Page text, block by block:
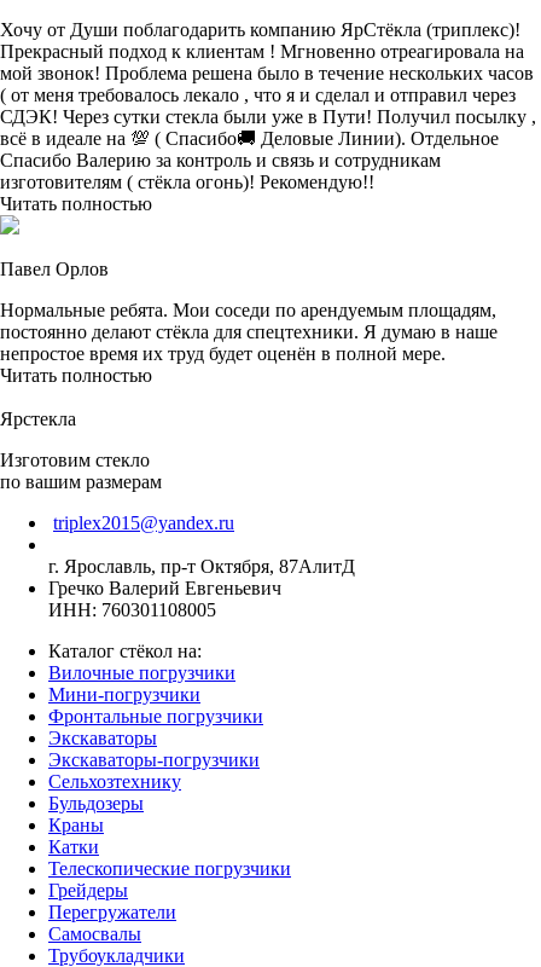
Хочу от Души поблагодарить компанию ЯрСтёкла (триплекс)!
Прекрасный подход к клиентам ! Мгновенно отреагировала на
мой звонок! Проблема решена было в течение нескольких часов
( от меня требовалось лекало , что я и сделал и отправил через
СДЭК! Через сутки стекла были уже в Пути! Получил посылку ,
всё в идеале на 💯 ( Спасибо🚚 Деловые Линии). Отдельное
Спасибо Валерию за контроль и связь и сотрудникам
изготовителям ( стёкла огонь)! Рекомендую!!
Читать полностью
Павел Орлов
Нормальные ребята. Мои соседи по арендуемым площадям,
постоянно делают стёкла для спецтехники. Я думаю в наше
непростое время их труд будет оценён в полной мере.
Читать полностью
Ярстекла
Изготовим стекло
по вашим размерам
triplex2015@yandex.ru
г. Ярославль, пр-т Октября, 87АлитД
Гречко Валерий Евгеньевич
ИНН: 760301108005
Каталог стёкол на:
Вилочные погрузчики
Мини-погрузчики
Фронтальные погрузчики
Экскаваторы
Экскаваторы-погрузчики
Сельхозтехнику
Бульдозеры
Краны
Катки
Телескопические погрузчики
Грейдеры
Перегружатели
Самосвалы
Трубоукладчики